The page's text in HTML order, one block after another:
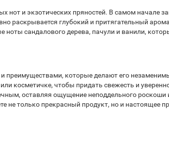
нот и экзотических пряностей. В самом начале
раскрывается глубокий и притягательный
ноты сандалового дерева, пачули и ванили,
преимуществами, которые делают его
косметичке, чтобы придать свежесть и
оставляя ощущение неподдельного роскоши
только прекрасный продукт, но и настоящее